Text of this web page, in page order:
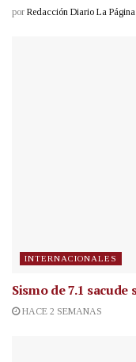
por Redacción Diario La Página
INTERNACIONALES
Sismo de 7.1 sacude
HACE 2 SEMANAS